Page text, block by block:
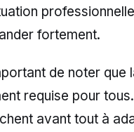
fortement.
de noter que
requise pour
avant tout à